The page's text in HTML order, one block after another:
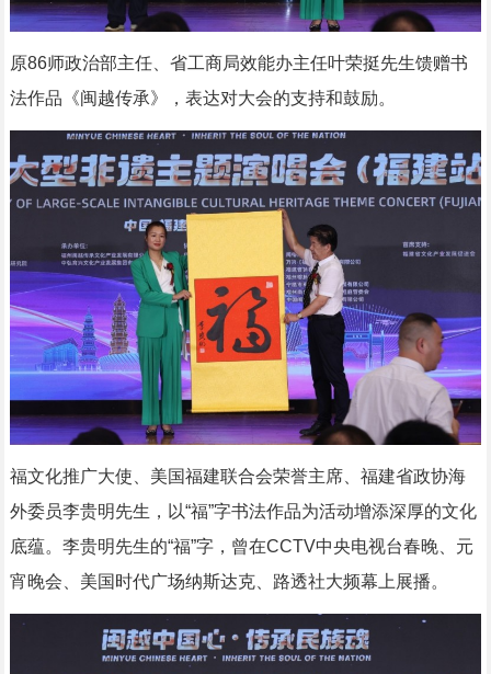
原86师政治部主任、省工商局效能办主任叶荣挺先生馈赠书
法作品《闽越传承》，表达对大会的支持和鼓励。
福文化推广大使、美国福建联合会荣誉主席、福建省政协海
外委员李贵明先生，以“福”字书法作品为活动增添深厚的文化
底蕴。李贵明先生的“福”字，曾在CCTV中央电视台春晚、元
宵晚会、美国时代广场纳斯达克、路透社大频幕上展播。